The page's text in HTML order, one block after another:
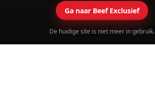
Ga naar Beef Exclusief
De huidige site is niet meer in gebruik.